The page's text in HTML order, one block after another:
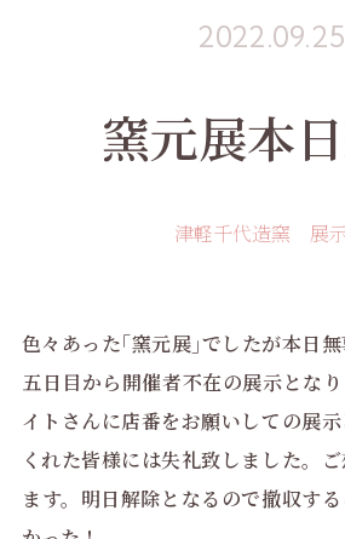
2022.09.25
窯元展本
津軽千代造窯 展
色々あった｢窯元展｣でしたが本日無
五日目から開催者不在の展示とな
イトさんに店番をお願いしての展
くれた皆様には失礼致しました。
ます。明日解除となるので撤収す